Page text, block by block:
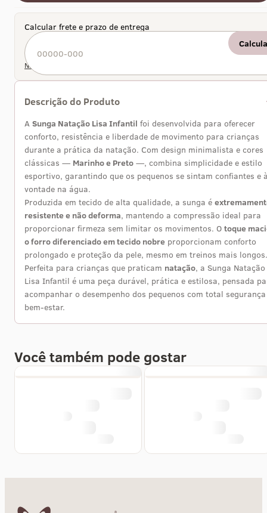
Calcular frete e prazo de entrega
Não sei meu CEP
Descrição do Produto
A Sunga Natação Lisa Infantil foi desenvolvida para oferecer
conforto, resistência e liberdade de movimento para crianças
durante a prática da natação. Com design minimalista e cores
clássicas — Marinho e Preto —, combina simplicidade e estilo
esportivo, garantindo que os pequenos se sintam confiantes e
vontade na água.
Produzida em tecido de alta qualidade, a sunga é
resistente e não deforma, mantendo a compressão ideal para
proporcionar firmeza sem limitar os movimentos. O toque
o forro diferenciado em tecido nobre proporcionam conforto
prolongado e proteção da pele, mesmo em treinos mais longos.
Perfeita para crianças que praticam natação, a Sunga Natação
Lisa Infantil é uma peça durável, prática e estilosa, pensada
acompanhar o desempenho dos pequenos com total
bem-estar.
Você também pode gostar